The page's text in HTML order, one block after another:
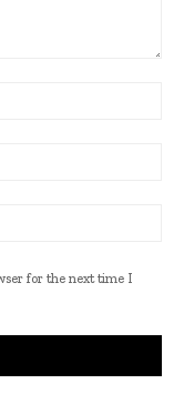
for the next time I